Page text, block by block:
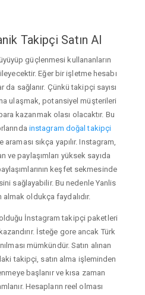
Takipçi Satın Al
güçlenmesi kullananların
Eğer bir işletme hesabı
da sağlanır. Çünkü takipçi sayısı
ulaşmak, potansiyel müşterileri
kazanmak olası olacaktır. Bu
instagram doğal takipçi
sıkça yapılır. Instagram,
ve paylaşımları yüksek sayıda
keşfet sekmesinde
sağlayabilir. Bu nedenle Yanlis
almak oldukça faydalıdır.
olduğu İnstagram takipçi paketleri
İsteğe gore ancak Türk
mümkündür. Satın alınan
takipçi, satın alma işleminden
başlanır ve kısa zaman
Hesapların reel olması